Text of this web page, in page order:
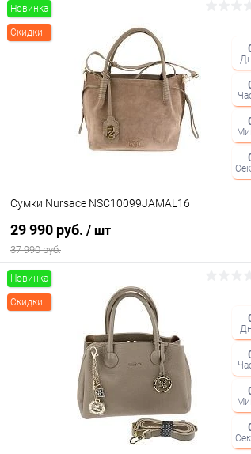
В корзину
Купить в 1 клик Сравнение
В избранное В наличии
Новинка
Скидки
Сумки Nursace NSC10099JAMAL16
29 990 руб. / шт
37 990 руб.
В корзину
Купить в 1 клик Сравнение
В избранное В наличии
Новинка
Скидки